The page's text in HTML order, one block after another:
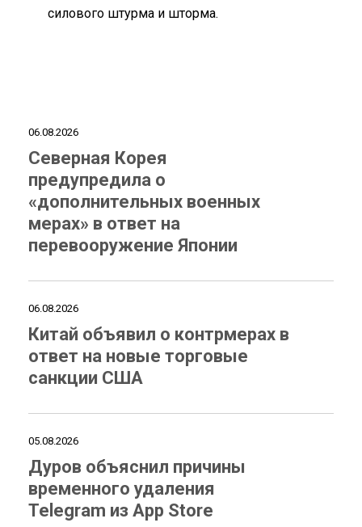
силового штурма и шторма.
06.08.2026
Северная Корея
предупредила о
«дополнительных военных
мерах» в ответ на
перевооружение Японии
06.08.2026
Китай объявил о контрмерах в
ответ на новые торговые
санкции США
05.08.2026
Дуров объяснил причины
временного удаления
Telegram из App Store